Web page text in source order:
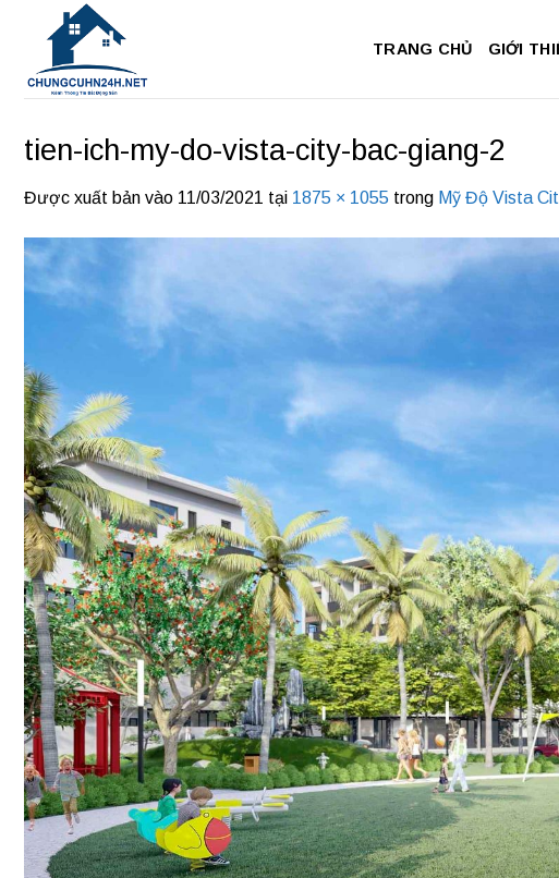
dung
TRANG CHỦ GIỚI
tien-ich-my-do-vista-city-bac-giang-2
Được xuất bản vào 11/03/2021 tại 1875 × 1055 trong Mỹ Độ Vista